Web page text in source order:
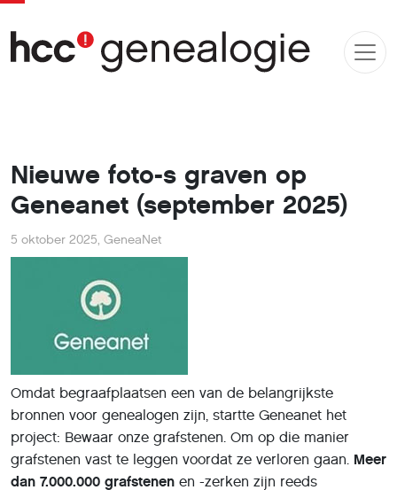
Nieuwe foto-s graven op
Geneanet (september 2025)
5 oktober 2025, GeneaNet
Omdat begraafplaatsen een van de belangrijkste
bronnen voor genealogen zijn, startte Geneanet het
project: Bewaar onze grafstenen. Om op die manier
grafstenen vast te leggen voordat ze verloren gaan. Meer
dan 7.000.000 grafstenen en -zerken zijn reeds